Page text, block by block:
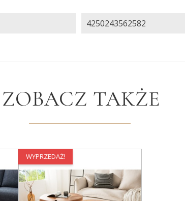
4250243562582
ZOBACZ TAKŻE
WYPRZEDAŻ!